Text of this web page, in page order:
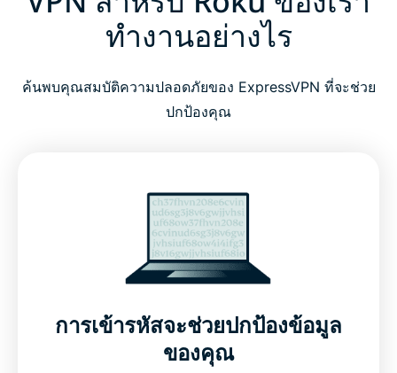
ทำไมต้องใช้ VPN กับ Roku?
ทำไม ExpressVPN ถึงเป็น VPN สำหรับ Roku ที่ดีที่สุด
ExpressVPN ใช้งานกับ Roku ทุกรุ่นได้อย่างไร
VPN สำหรับ Roku ฟรี vs พรีเมียม
ทำงานอย่างไร
ค้นพบคุณสมบัติความปลอดภัยของ ExpressVPN ที่จะช่วย
ปกป้องคุณ
การเข้ารหัสจะช่วยปกป้องข้อมูล
ของคุณ